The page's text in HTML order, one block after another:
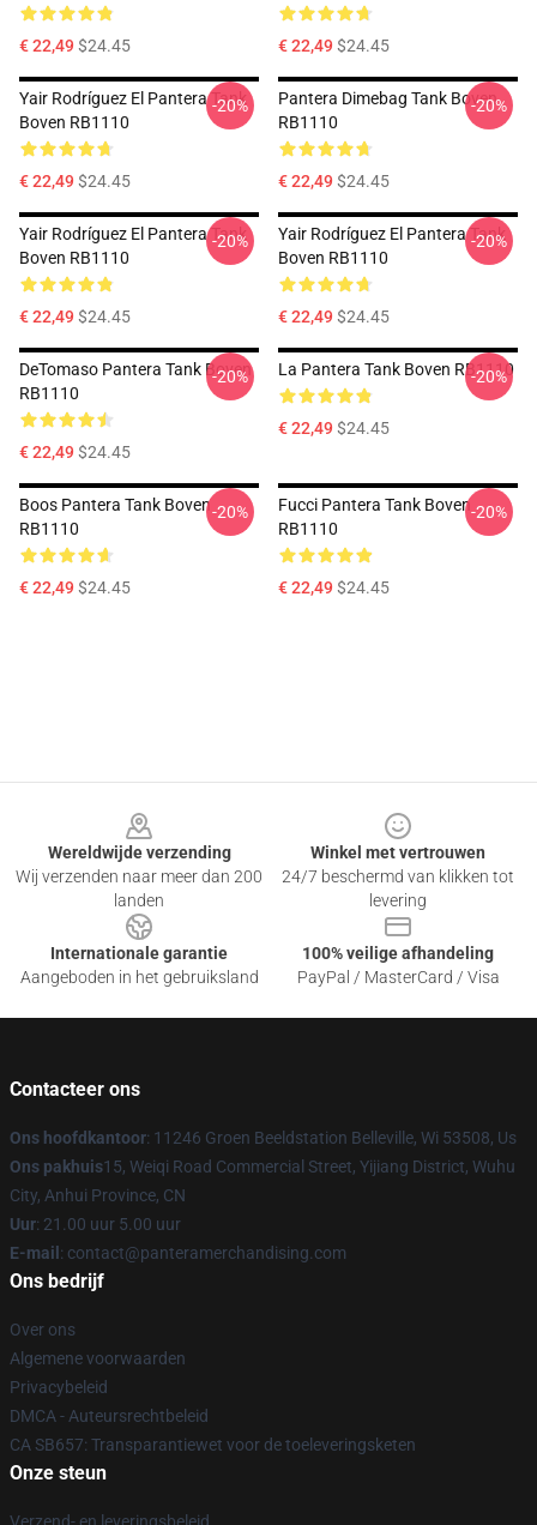
€ 22,49$24.45 € 22,49$24.45
Yair Rodríguez El Pantera Tank
Boven RB1110
€ 22,49$24.45
-20%
Pantera Dimebag Tank Boven
RB1110
€ 22,49$24.45
-20%
Yair Rodríguez El Pantera Tank
Boven RB1110
€ 22,49$24.45
-20%
Yair Rodríguez El Pantera Tank
Boven RB1110
€ 22,49$24.45
-20%
DeTomaso Pantera Tank Boven
RB1110
€ 22,49$24.45
-20% La Pantera Tank Boven RB1110
€ 22,49$24.45
-20%
Boos Pantera Tank Boven
RB1110
€ 22,49$24.45
-20%
Fucci Pantera Tank Boven
RB1110
€ 22,49$24.45
-20%
Wereldwijde verzending
Wij verzenden naar meer dan 200
landen
Winkel met vertrouwen
24/7 beschermd van klikken tot
levering
Internationale garantie
Aangeboden in het gebruiksland
100% veilige afhandeling
PayPal / MasterCard / Visa
Contacteer ons
Ons hoofdkantoor: 11246 Groen Beeldstation Belleville, Wi 53508, Us
Ons pakhuis15, Weiqi Road Commercial Street, Yijiang District, Wuhu
City, Anhui Province, CN
Uur: 21.00 uur 5.00 uur
E-mail : contact@panteramerchandising.com
Ons bedrijf
Over ons
Algemene voorwaarden
Privacybeleid
DMCA - Auteursrechtbeleid
CA SB657: Transparantiewet voor de toeleveringsketen
Onze steun